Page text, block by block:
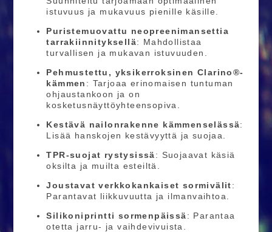
istuvuus ja mukavuus pienille käsille.
Puristemuovattu neopreenimansettia
tarrakiinnityksellä: Mahdollistaa
turvallisen ja mukavan istuvuuden.
Pehmustettu, yksikerroksinen Clarino®-
kämmen : Tarjoaa erinomaisen tuntuman
ohjaustankoon ja on
kosketusnäyttöyhteensopiva.
Kestävä nailonrakenne kämmenselässä:
Lisää hanskojen kestävyyttä ja suojaa.
TPR-suojat rystysissä: Suojaavat käsiä
oksilta ja muilta esteiltä.
Joustavat verkkokankaiset sormivälit:
Parantavat liikkuvuutta ja ilmanvaihtoa.
Silikoniprintti sormenpäissä: Parantaa
otetta jarru- ja vaihdevivuista.